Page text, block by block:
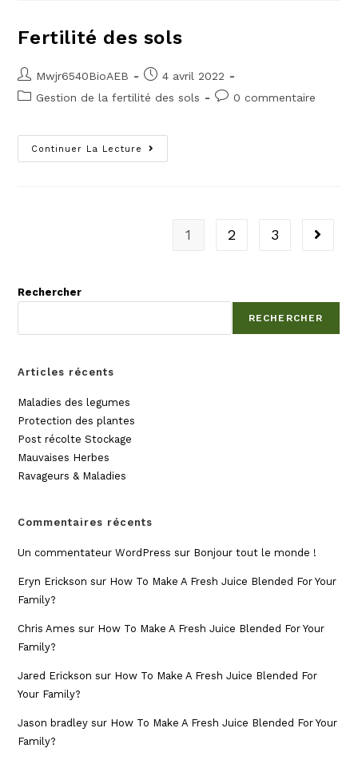
Fertilité des sols
Mwjr6540BioAEB
4 avril 2022
Gestion de la fertilité des sols
0 commentaire
Continuer La Lecture
1 2 3
Rechercher
RECHERCHER
Articles récents
Maladies des legumes
Protection des plantes
Post récolte Stockage
Mauvaises Herbes
Ravageurs & Maladies
Commentaires récents
Un commentateur WordPress sur Bonjour tout le monde !
Eryn Erickson sur How To Make A Fresh Juice Blended For Your
Family?
Chris Ames sur How To Make A Fresh Juice Blended For Your
Family?
Jared Erickson sur How To Make A Fresh Juice Blended For
Your Family?
Jason bradley sur How To Make A Fresh Juice Blended For Your
Family?